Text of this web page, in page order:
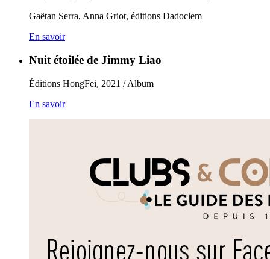
Gaëtan Serra, Anna Griot, éditions Dadoclem
En savoir
Nuit étoilée de Jimmy Liao
Éditions HongFei, 2021 / Album
En savoir